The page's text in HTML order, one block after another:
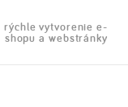
rýchle vytvorenie e-
shopu a webstránky